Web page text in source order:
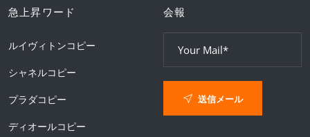
急上昇ワード
ルイヴィトンコピー
シャネルコピー
プラダコピー
ディオールコピー
会報
送信メール